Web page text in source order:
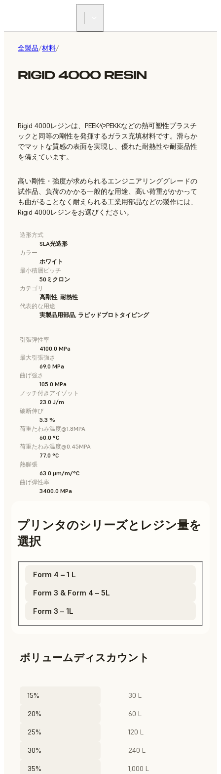
全製品/材料/
RIGID 4000 RESIN
Rigid 4000レジンは、PEEKやPEKKなどの熱可塑性プラスチ
ックと同等の剛性を発揮するガラス充填材料です。滑らか
でマットな質感の表面を実現し、優れた耐熱性や耐薬品性
を備えています。
高い剛性・強度が求められるエンジニアリンググレードの
試作品、負荷のかかる一般的な用途、高い荷重がかかって
も曲がることなく耐えられる工業用部品などの製作には、
Rigid 4000レジンをお選びください。
造形方式
SLA光造形
カラー
ホワイト
最小積層ピッチ
50ミクロン
カテゴリ
高剛性, 耐熱性
代表的な用途
実製品用部品, ラピッドプロトタイピング
引張弾性率
4100.0 MPa
最大引張強さ
69.0 MPa
曲げ強さ
105.0 MPa
ノッチ付きアイゾット
23.0 J/m
破断伸び
5.3 %
荷重たわみ温度@1.8MPA
60.0 °C
荷重たわみ温度@0.45MPA
77.0 °C
熱膨張
63.0 μm/m/°C
曲げ弾性率
3400.0 MPa
プリンタのシリーズとレジン量を
選択
Form 4 – 1 L
Form 3 & Form 4 – 5L
Form 3 – 1L
ボリュームディスカウント
15% 30 L
20% 60 L
25% 120 L
30% 240 L
35% 1,000 L